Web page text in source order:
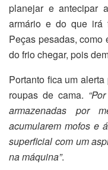
planejar e antecipar
armário e do que irá
Peças pesadas, como
do frio chegar, pois
Portanto fica um
roupas de cama.
armazenadas por
acumularem mofos e
superficial com um
na máquina”.